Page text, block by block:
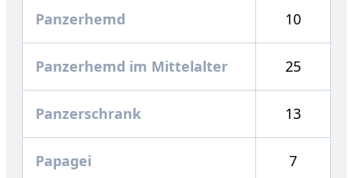
Panzerhemd 10
Panzerhemd im Mittelalter 25
Panzerschrank 13
Papagei 7